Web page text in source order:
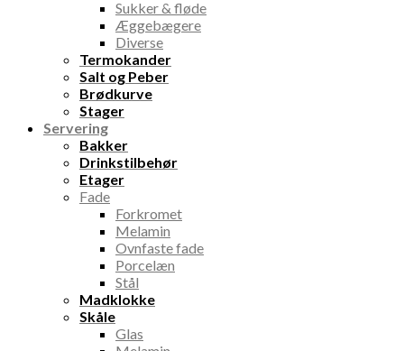
Sukker & fløde
Æggebægere
Diverse
Termokander
Salt og Peber
Brødkurve
Stager
Servering
Bakker
Drinkstilbehør
Etager
Fade
Forkromet
Melamin
Ovnfaste fade
Porcelæn
Stål
Madklokke
Skåle
Glas